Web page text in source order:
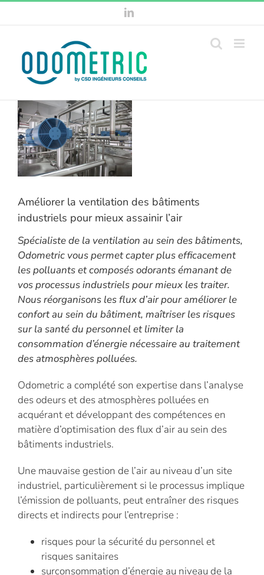
au
LinkedIn
Améliorer la ventilation des bâtiments
industriels pour mieux assainir l’air
Spécialiste de la ventilation au sein des bâtiments,
Odometric vous permet capter plus efficacement
les polluants et composés odorants émanant de
vos processus industriels pour mieux les traiter.
Nous réorganisons les flux d’air pour améliorer le
confort au sein du bâtiment, maîtriser les risques
sur la santé du personnel et limiter la
consommation d’énergie nécessaire au traitement
des atmosphères polluées.
Odometric a complété son expertise dans l’analyse
des odeurs et des atmosphères polluées en
acquérant et développant des compétences en
matière d’optimisation des flux d’air au sein des
bâtiments industriels.
Une mauvaise gestion de l’air au niveau d’un site
industriel, particulièrement si le processus implique
l’émission de polluants, peut entraîner des risques
directs et indirects pour l’entreprise :
risques pour la sécurité du personnel et
risques sanitaires
surconsommation d’énergie au niveau de la